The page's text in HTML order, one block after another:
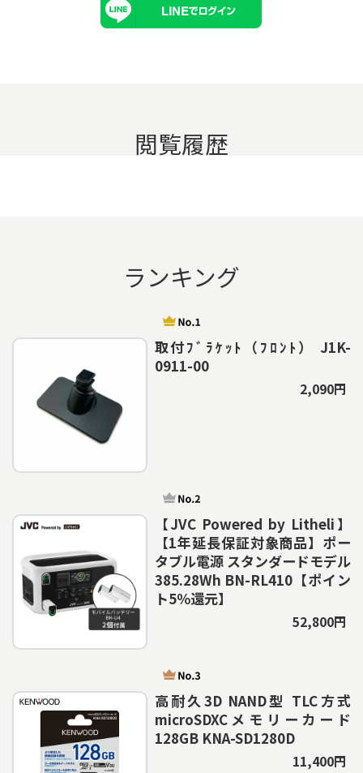
閲覧履歴
ランキング
取付ﾌﾞﾗｹｯﾄ（ﾌﾛﾝﾄ） J1K-
0911-00
2,090円
【JVC Powered by Litheli】
【1年延長保証対象商品】ポー
タブル電源 スタンダードモデル
385.28Wh BN-RL410【ポイン
ト5％還元】
52,800円
高耐久3D NAND型 TLC方式
microSDXCメモリーカード
128GB KNA-SD1280D
11,400円